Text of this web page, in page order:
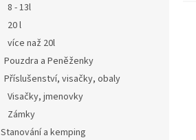
8 - 13l
20 l
více naž 20l
Pouzdra a Peněženky
Příslušenství, visačky, obaly
Visačky, jmenovky
Zámky
Stanování a kemping